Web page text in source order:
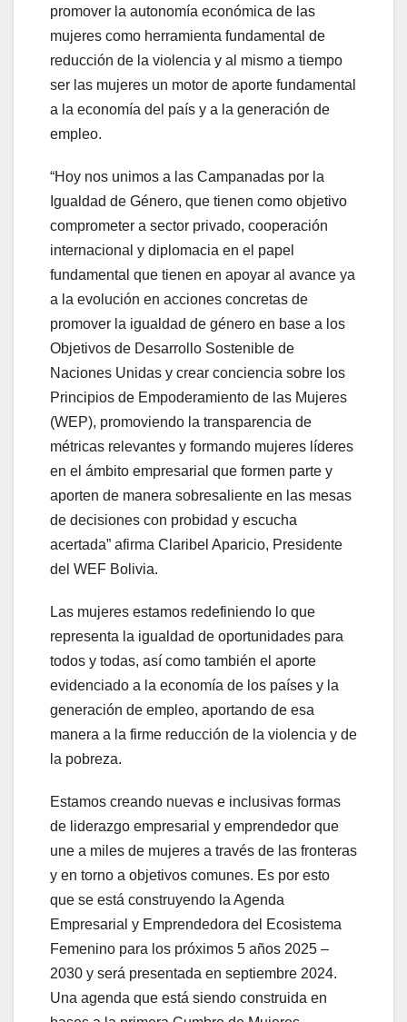
promover la autonomía económica de las
mujeres como herramienta fundamental de
reducción de la violencia y al mismo a tiempo
ser las mujeres un motor de aporte fundamental
a la economía del país y a la generación de
empleo.
“Hoy nos unimos a las Campanadas por la
Igualdad de Género, que tienen como objetivo
comprometer a sector privado, cooperación
internacional y diplomacia en el papel
fundamental que tienen en apoyar al avance ya
a la evolución en acciones concretas de
promover la igualdad de género en base a los
Objetivos de Desarrollo Sostenible de
Naciones Unidas y crear conciencia sobre los
Principios de Empoderamiento de las Mujeres
(WEP), promoviendo la transparencia de
métricas relevantes y formando mujeres líderes
en el ámbito empresarial que formen parte y
aporten de manera sobresaliente en las mesas
de decisiones con probidad y escucha
acertada” afirma Claribel Aparicio, Presidente
del WEF Bolivia.
Las mujeres estamos redefiniendo lo que
representa la igualdad de oportunidades para
todos y todas, así como también el aporte
evidenciado a la economía de los países y la
generación de empleo, aportando de esa
manera a la firme reducción de la violencia y de
la pobreza.
Estamos creando nuevas e inclusivas formas
de liderazgo empresarial y emprendedor que
une a miles de mujeres a través de las fronteras
y en torno a objetivos comunes. Es por esto
que se está construyendo la Agenda
Empresarial y Emprendedora del Ecosistema
Femenino para los próximos 5 años 2025 –
2030 y será presentada en septiembre 2024.
Una agenda que está siendo construida en